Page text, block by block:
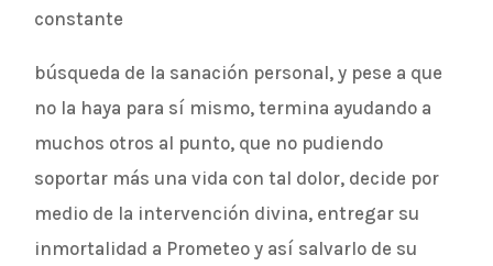
constante
búsqueda de la sanación personal, y pese a que
no la haya para sí mismo, termina ayudando a
muchos otros al punto, que no pudiendo
soportar más una vida con tal dolor, decide por
medio de la intervención divina, entregar su
inmortalidad a Prometeo y así salvarlo de su